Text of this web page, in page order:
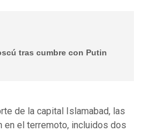
tras cumbre con Putin
de la capital Islamabad, las
en el terremoto, incluidos dos